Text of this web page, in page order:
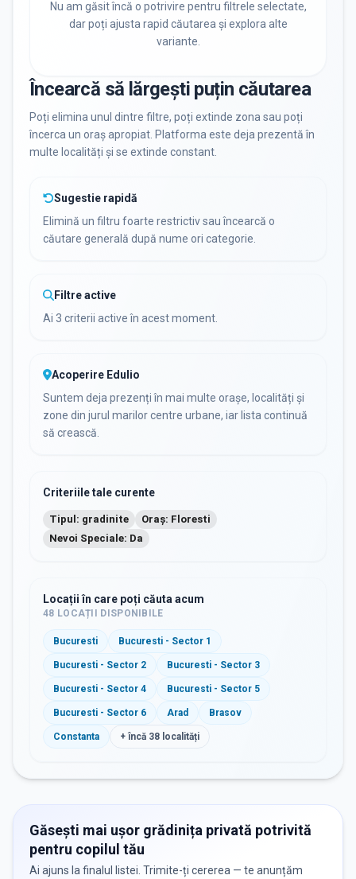
Resetează filtrele
Nu am găsit încă o potrivire pentru filtrele selectate,
dar poți ajusta rapid căutarea și explora alte
variante.
Încearcă să lărgești puțin căutarea
Poți elimina unul dintre filtre, poți extinde zona sau poți
încerca un oraș apropiat. Platforma este deja prezentă în
multe localități și se extinde constant.
Sugestie rapidă
Elimină un filtru foarte restrictiv sau încearcă o
căutare generală după nume ori categorie.
Filtre active
Ai 3 criterii active în acest moment.
Acoperire Edulio
Suntem deja prezenți în mai multe orașe, localități și
zone din jurul marilor centre urbane, iar lista continuă
să crească.
Criteriile tale curente
Tipul: gradinite
Oraș: Floresti
Nevoi Speciale: Da
Locații în care poți căuta acum
48 LOCAȚII DISPONIBILE
Bucuresti Bucuresti - Sector 1
Bucuresti - Sector 2 Bucuresti - Sector 3
Bucuresti - Sector 4 Bucuresti - Sector 5
Bucuresti - Sector 6 Arad Brasov
Constanta + încă 38 localități
Găsești mai ușor grădinița privată potrivită
pentru copilul tău
Ai ajuns la finalul listei. Trimite-ți cererea — te anunțăm